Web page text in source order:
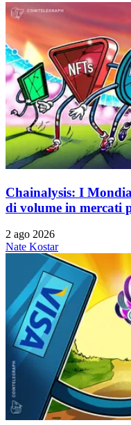
Chainalysis: I
di volume in mercati
2 ago 2026
Nate Kostar